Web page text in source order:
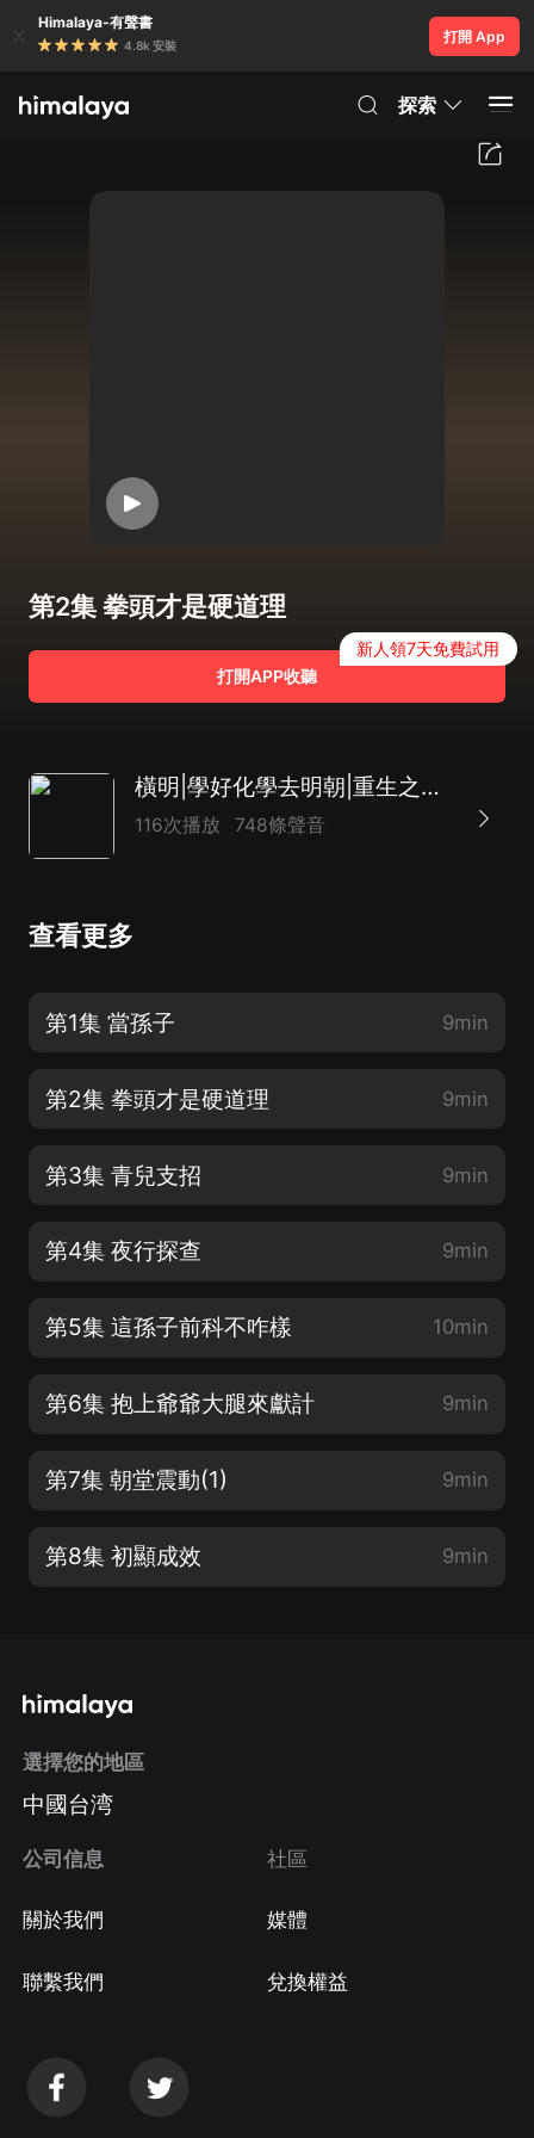
Himalaya-有聲書
4.8k 安裝
打開 App
探索
第2集 拳頭才是硬道理
打開APP收聽
新人領7天免費試用
橫明|學好化學去明朝|重生之重建大明|精品多人有聲劇|穿越歷史
116次播放 748條聲音
查看更多
第1集 當孫子 9min
第2集 拳頭才是硬道理 9min
第3集 青兒支招 9min
第4集 夜行探查 9min
第5集 這孫子前科不咋樣 10min
第6集 抱上爺爺大腿來獻計 9min
第7集 朝堂震動(1) 9min
第8集 初顯成效 9min
選擇您的地區
中國台湾
公司信息
關於我們
聯繫我們
社區
媒體
兌換權益